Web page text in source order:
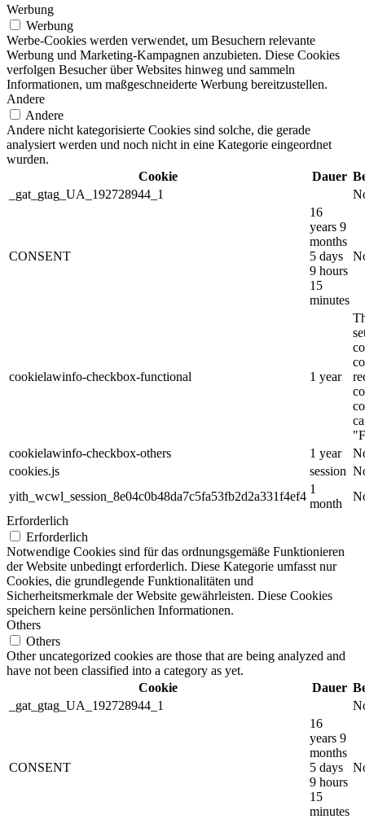
Werbung
Werbung
Werbe-Cookies werden verwendet, um Besuchern relevante
Werbung und Marketing-Kampagnen anzubieten. Diese Cookies
verfolgen Besucher über Websites hinweg und sammeln
Informationen, um maßgeschneiderte Werbung bereitzustellen.
Andere
Andere
Andere nicht kategorisierte Cookies sind solche, die gerade
analysiert werden und noch nicht in eine Kategorie eingeordnet
wurden.
Cookie
Dauer
_gat_gtag_UA_192728944_1
CONSENT
16
years 9
months
5 days
9 hours
15
minutes
cookielawinfo-checkbox-functional 1 year
cookielawinfo-checkbox-others
1 year
cookies.js
session
yith_wcwl_session_8e04c0b48da7c5fa53fb2d2a331f4ef4
1
month
Erforderlich
Erforderlich
Notwendige Cookies sind für das ordnungsgemäße Funktionieren
der Website unbedingt erforderlich. Diese Kategorie umfasst nur
Cookies, die grundlegende Funktionalitäten und
Sicherheitsmerkmale der Website gewährleisten. Diese Cookies
speichern keine persönlichen Informationen.
Others
Others
Other uncategorized cookies are those that are being analyzed and
have not been classified into a category as yet.
Cookie
Dauer
_gat_gtag_UA_192728944_1
CONSENT
16
years 9
months
5 days
9 hours
15
minutes